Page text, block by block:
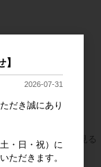
のおすすめ商品を見る
2026-07-31
だき誠にあり
・日・祝）に
ただきます。